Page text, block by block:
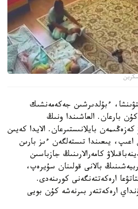
ءبۇلدىرشىن جەكەمەنشىك
بارعان. العاشىندا ونىڭ
كەزەڭىمەن بايلانىستىرعان. الايدا كەيىن
اعىپ، يىعىندا تىستەلگەن ءىز بارىن
كامەرالارىنىڭ جازباسىن
بالانى قولىنان سۇيرەپ،
ارەكەتتەنگەنى كورىنەدى.
ارەكەتتەر بىرنەشە كۇن بويى